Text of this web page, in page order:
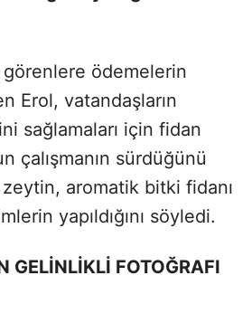
görenlere ödemelerin
Erol, vatandaşların
sağlamaları için fidan
çalışmanın sürdüğünü
aromatik bitki fidanı
yapıldığını söyledi.
GELİNLİKLİ FOTOĞRAFI